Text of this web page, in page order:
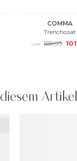
Artikel